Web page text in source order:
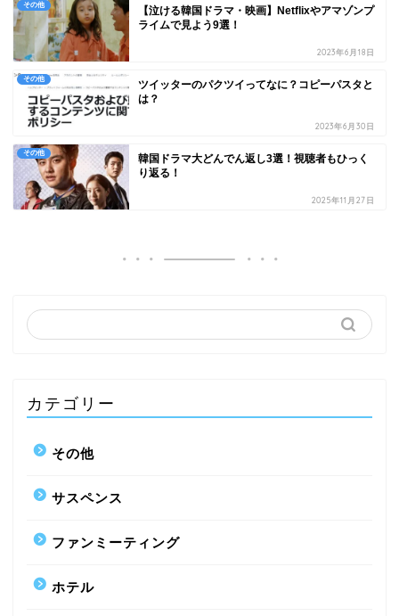
その他
【泣ける韓国ドラマ・映画】Netflixやアマゾンプ
ライムで見よう9選！
2023年6月18日
その他
ツイッターのパクツイってなに？コピーパスタと
は？
2023年6月30日
その他
韓国ドラマ大どんでん返し3選！視聴者もひっく
り返る！
2025年11月27日
カテゴリー
その他
サスペンス
ファンミーティング
ホテル